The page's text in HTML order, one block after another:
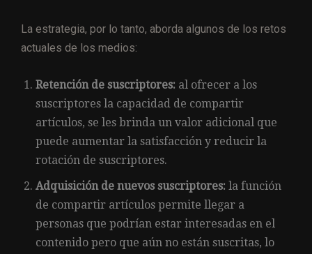
La estrategia, por lo tanto, aborda algunos de los retos
actuales de los medios:
Retención de suscriptores: al ofrecer a los
suscriptores la capacidad de compartir
artículos, se les brinda un valor adicional que
puede aumentar la satisfacción y reducir la
rotación de suscriptores.
Adquisición de nuevos suscriptores: la función
de compartir artículos permite llegar a
personas que podrían estar interesadas en el
contenido pero que aún no están suscritas, lo